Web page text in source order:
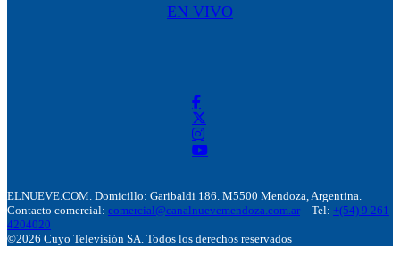
EN VIVO
ELNUEVE.COM. Domicillo: Garibaldi 186. M5500 Mendoza, Argentina.
Contacto comercial: comercial@canalnuevemendoza.com.ar – Tel: +(54) 9 261
4204020
©2026 Cuyo Televisión SA. Todos los derechos reservados